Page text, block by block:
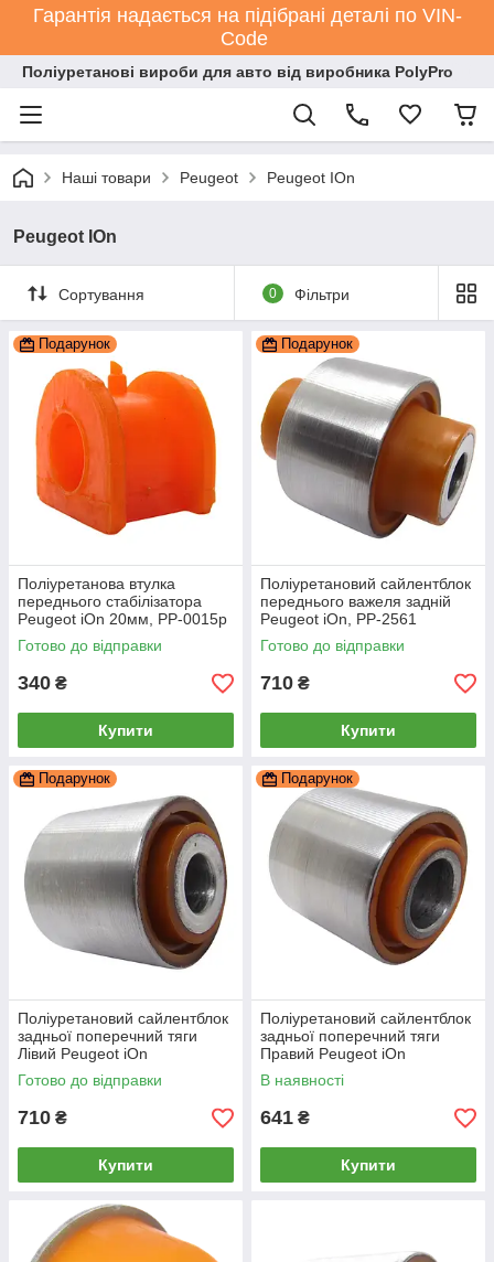
Гарантія надається на підібрані деталі по VIN-
Code
Поліуретанові вироби для авто від виробника PolyPro
Наші товари Peugeot Peugeot IOn
Peugeot IOn
Сортування 0 Фільтри
Подарунок
Поліуретанова втулка
переднього стабілізатора
Peugeot iOn 20мм, PP-0015p
Готово до відправки
340 ₴
Купити
Подарунок
Поліуретановий сайлентблок
переднього важеля задній
Peugeot iOn, PP-2561
Готово до відправки
710 ₴
Купити
Подарунок
Поліуретановий сайлентблок
задньої поперечний тяги
Лівий Peugeot iOn
Готово до відправки
710 ₴
Купити
Подарунок
Поліуретановий сайлентблок
задньої поперечний тяги
Правий Peugeot iOn
В наявності
641 ₴
Купити